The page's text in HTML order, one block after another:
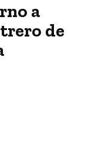
a
de